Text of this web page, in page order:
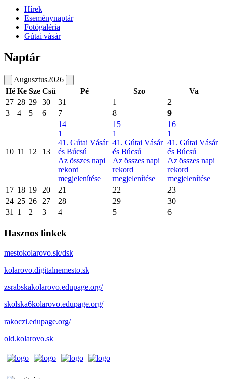
Hírek
Eseménynaptár
Fotógaléria
Gútai vásár
Naptár
Augusztus2026
Hé Ke Sze Csü Pé Szo
Va
27 28 29 30 31 1
2
3
4 5 6 7 8 9
10 11 12 13
14
1
41. Gútai Vásár
és Búcsú
Az összes napi
rekord
megjelenítése
15
1
41. Gútai Vásár
és Búcsú
Az összes napi
rekord
megjelenítése
16
1
41. Gútai Vásár
és Búcsú
Az összes napi
rekord
megjelenítése
17 18 19 20 21 22
23
24 25 26 27 28 29
30
31
1 2 3 4 5 6
Hasznos linkek
mestokolarovo.sk/dsk
kolarovo.digitalnemesto.sk
zsrabskakolarovo.edupage.org/
skolska6kolarovo.edupage.org/
rakoczi.edupage.org/
old.kolarovo.sk